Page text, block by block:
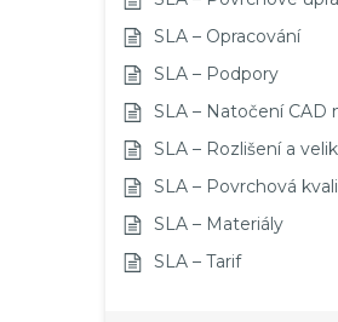
SLA – Opracování
SLA – Podpory
SLA – Natočení CAD
SLA – Rozlišení a
SLA – Povrchová
SLA – Materiály
SLA – Tarif